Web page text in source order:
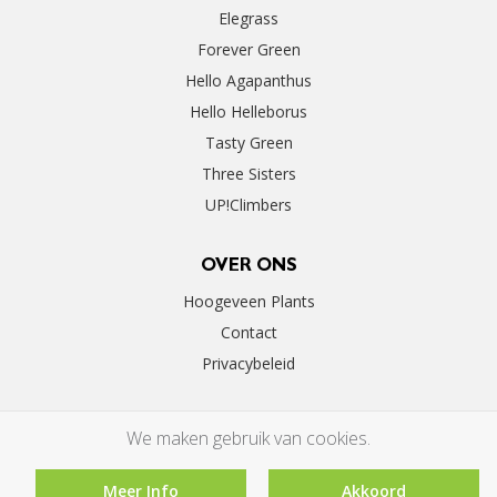
Elegrass
Forever Green
Hello Agapanthus
Hello Helleborus
Tasty Green
Three Sisters
UP!Climbers
OVER ONS
Hoogeveen Plants
Contact
Privacybeleid
We maken gebruik van cookies.
Meer Info Akkoord